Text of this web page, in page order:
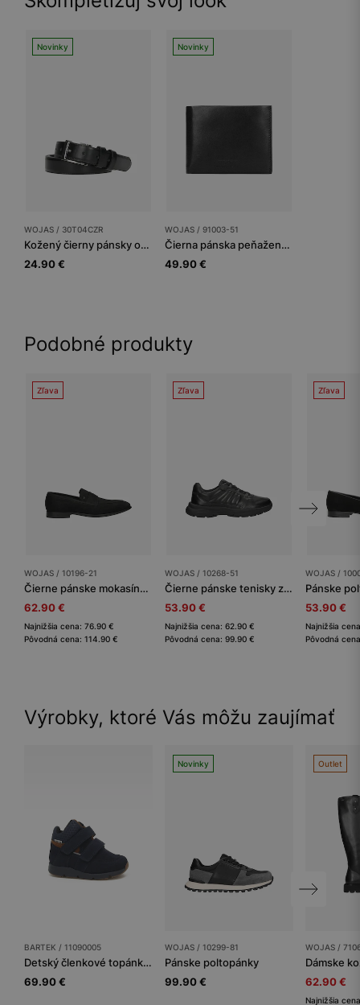
Novinky
WOJAS / 30T04CZR
Kožený čierny pánsky opasok
24.90 €
Novinky
WOJAS / 91003-51
Čierna pánska peňaženka z hladkej kože
49.90 €
Podobné produkty
Zľava
WOJAS / 10196-21
Čierne pánske mokasíny z nubuku
62.90 €
Najnižšia cena: 76.90 €
Pôvodná cena: 114.90 €
Zľava
WOJAS / 10268-51
Čierne pánske tenisky z lícovej kože
53.90 €
Najnižšia cena: 62.90 €
Pôvodná cena: 99.90 €
Zľava
WOJAS /
53.90 €
Najnižšia
Pôvodná
Výrobky, ktoré Vás môžu zaujímať
BARTEK / 11090005
Detský členkové topánky BARTEK
69.90 €
Novinky
WOJAS / 10299-81
Pánske poltopánky
99.90 €
Outlet
WOJAS /
Dámske
62.90 €
Najnižšia